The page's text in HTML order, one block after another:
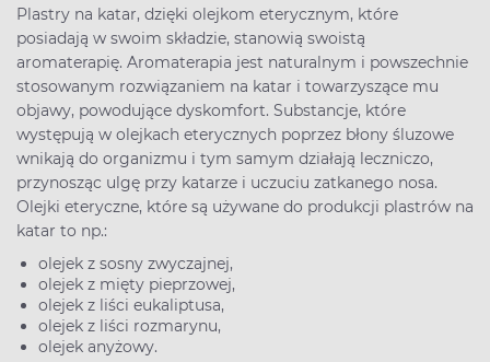
Plastry na katar, dzięki olejkom eterycznym, które
posiadają w swoim składzie, stanowią swoistą
aromaterapię. Aromaterapia jest naturalnym i powszechnie
stosowanym rozwiązaniem na katar i towarzyszące mu
objawy, powodujące dyskomfort. Substancje, które
występują w olejkach eterycznych poprzez błony śluzowe
wnikają do organizmu i tym samym działają leczniczo,
przynosząc ulgę przy katarze i uczuciu zatkanego nosa.
Olejki eteryczne, które są używane do produkcji plastrów na
katar to np.:
olejek z sosny zwyczajnej,
olejek z mięty pieprzowej,
olejek z liści eukaliptusa,
olejek z liści rozmarynu,
olejek anyżowy.